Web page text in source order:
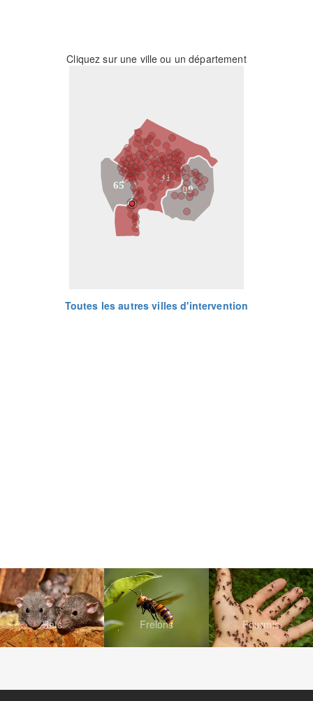
Cliquez sur une ville ou un département
31
09
65
Toutes les autres villes d'intervention
Rats Frelons Fourmis